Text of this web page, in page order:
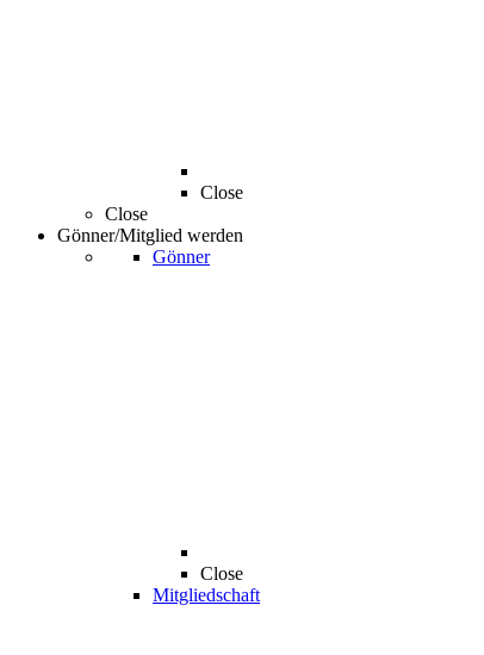
Close
Close
Gönner/Mitglied werden
Gönner
Close
Mitgliedschaft